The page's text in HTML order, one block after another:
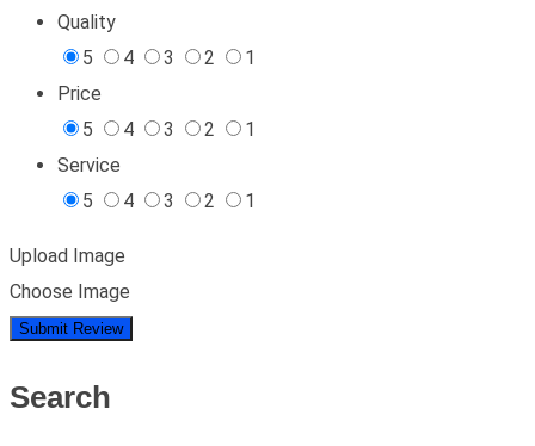
Quality
5
4 3 2
1
Price
5
4 3 2
1
Service
5
4 3 2 1
Upload Image
Choose Image
Search